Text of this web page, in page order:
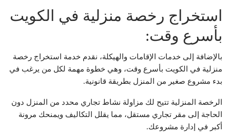
استخراج رخصة منزلية في الكويت
بأسرع وقت:
بالإضافة إلى خدمات الإقامات والهيكلة، نقدم خدمة استخراج رخصة
منزلية في الكويت بأسرع وقت، وهي خطوة مهمة لكل من يرغب في
بدء مشروع صغير من المنزل بطريقة قانونية.
الرخصة المنزلية تتيح لك مزاولة نشاط تجاري محدد من المنزل دون
الحاجة إلى مقر تجاري مستقل، مما يقلل التكاليف ويمنحك مرونة
أكبر في إدارة مشروعك.